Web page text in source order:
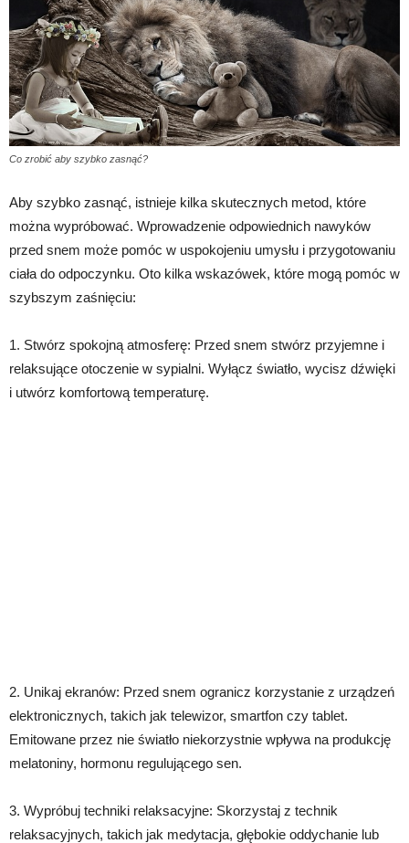
Co zrobić aby szybko zasnąć?
Aby szybko zasnąć, istnieje kilka skutecznych metod, które
można wypróbować. Wprowadzenie odpowiednich nawyków
przed snem może pomóc w uspokojeniu umysłu i przygotowaniu
ciała do odpoczynku. Oto kilka wskazówek, które mogą pomóc w
szybszym zaśnięciu:
1. Stwórz spokojną atmosferę: Przed snem stwórz przyjemne i
relaksujące otoczenie w sypialni. Wyłącz światło, wycisz dźwięki
i utwórz komfortową temperaturę.
2. Unikaj ekranów: Przed snem ogranicz korzystanie z urządzeń
elektronicznych, takich jak telewizor, smartfon czy tablet.
Emitowane przez nie światło niekorzystnie wpływa na produkcję
melatoniny, hormonu regulującego sen.
3. Wypróbuj techniki relaksacyjne: Skorzystaj z technik
relaksacyjnych, takich jak medytacja, głębokie oddychanie lub